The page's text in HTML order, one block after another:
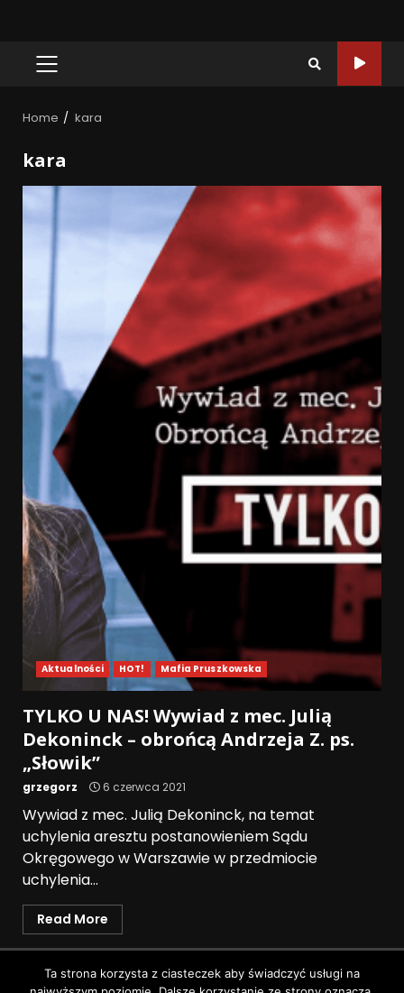
Home kara
kara
Aktualności HOT! Mafia Pruszkowska
TYLKO U NAS! Wywiad z mec. Julią
Dekoninck – obrońcą Andrzeja Z. ps.
„Słowik”
grzegorz 6 czerwca 2021
Wywiad z mec. Julią Dekoninck, na temat
uchylenia aresztu postanowieniem Sądu
Okręgowego w Warszawie w przedmiocie
uchylenia...
Read More
Polityka prywatności
Ta strona korzysta z ciasteczek aby świadczyć usługi na